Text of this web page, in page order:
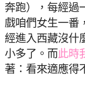
奔跑），每經過
戲咱們女生一番
經進入西藏沒什
小多了。而此時
著：看來適應得